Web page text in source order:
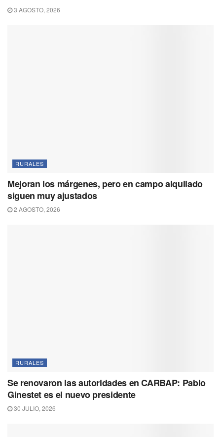
3 AGOSTO, 2026
RURALES
Mejoran los márgenes, pero en campo alquilado
siguen muy ajustados
2 AGOSTO, 2026
RURALES
Se renovaron las autoridades en CARBAP: Pablo
Ginestet es el nuevo presidente
30 JULIO, 2026